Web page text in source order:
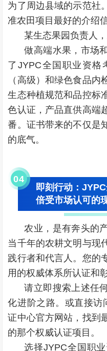
为了周边县域的示范社
准农田项目最好的介绍信
某生态果园负责人，
做高端水果，市场
了JYPC全国职业资格
（高级）和绿色食品
生态种植规范和品控标
色认证，产品直供高端
番。证书带来的不仅是
的底气。
04
即刻行动：
倍受市场认可的
农业，是有奔头的
当千年的农耕文明与现
践行者和代言人。您的
用的权威体系所认证和彰
请立即搜索上述任
化进阶之路。或直接访
证中心官方网站，找到
的那个权威认证项目。
选择JYPC全国职